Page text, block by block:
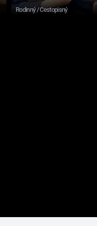
Rodinný / Cestopisný